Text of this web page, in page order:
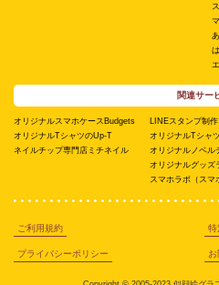
関連サー
オリジナルスマホケースBudgets
オリジナルTシャツのUp-T
ネイルチップ専門店ミチネイル
LINEスタンプ制
オリジナルTシャ
オリジナルノベル
オリジナルグッズ
スマホラボ（スマ
ご利用規約 特
プライバシーポリシー